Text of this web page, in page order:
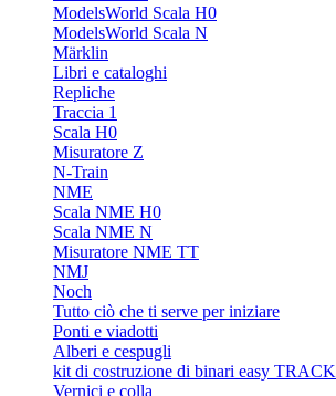
ModelsWorld Scala H0
ModelsWorld Scala N
Märklin
Libri e cataloghi
Repliche
Traccia 1
Scala H0
Misuratore Z
N-Train
NME
Scala NME H0
Scala NME N
Misuratore NME TT
NMJ
Noch
Tutto ciò che ti serve per iniziare
Ponti e viadotti
Alberi e cespugli
kit di costruzione di binari easy TRACK
Vernici e colla